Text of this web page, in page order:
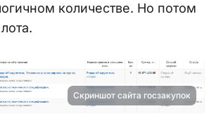
количестве. Но потом
Скриншот сайта госзакупок